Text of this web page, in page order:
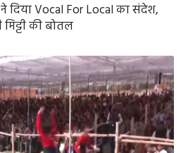
दिया Vocal For Local का संदेश,
की बोतल